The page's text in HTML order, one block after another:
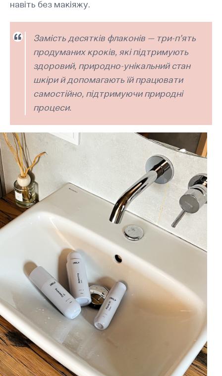
навіть без макіяжу.
Замість десятків флаконів — три-п’ять
продуманих кроків, які підтримують
здоровий, природно-унікальний стан
шкіри й допомагають їй працювати
самостійно, підтримуючи природні
процеси.